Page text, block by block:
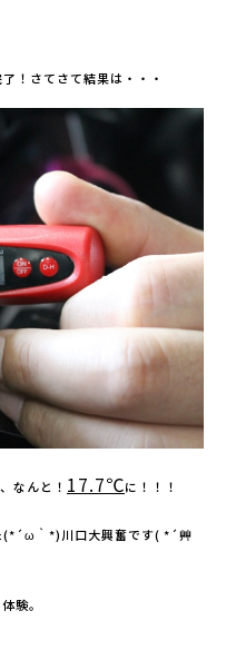
！さてさて結果は・・・
なんと！ 17.7℃に！！！
(*´ω｀*)川口大興奮です( *´艸
験。